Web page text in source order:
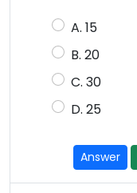
A. 15
B. 20
C. 30
D. 25
Answer